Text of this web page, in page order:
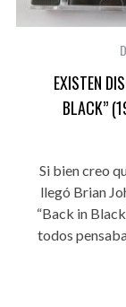
EXISTEN
BLACK”
Si bien creo
llegó Brian
“Back in
todos